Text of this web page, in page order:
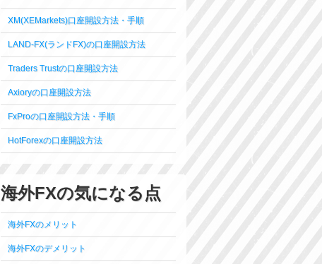
XM(XEMarkets)口座開設方法・手順
LAND-FX(ランドFX)の口座開設方法
Traders Trustの口座開設方法
Axioryの口座開設方法
FxProの口座開設方法・手順
HotForexの口座開設方法
海外FXの気になる点
海外FXのメリット
海外FXのデメリット